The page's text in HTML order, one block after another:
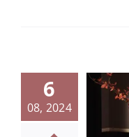
6
08, 2024
az
a